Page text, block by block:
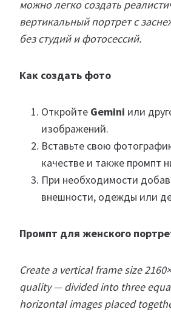
можно легко создать
вертикальный портрет с
без студий и фотосессий.
Как создать фото
Откройте Gemini или
изображений.
Вставьте свою
качестве и также промпт
При необходимости
внешности, одежды или
Промпт для женского
Create a vertical frame size
quality — divided into three
horizontal images placed